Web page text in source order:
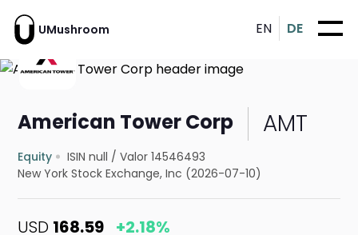
UMushroom EN DE
American Tower Corp AMT
Equity ISIN null /Valor 14546493
New York Stock Exchange, Inc (2026-07-10)
USD 168.59 +2.18%